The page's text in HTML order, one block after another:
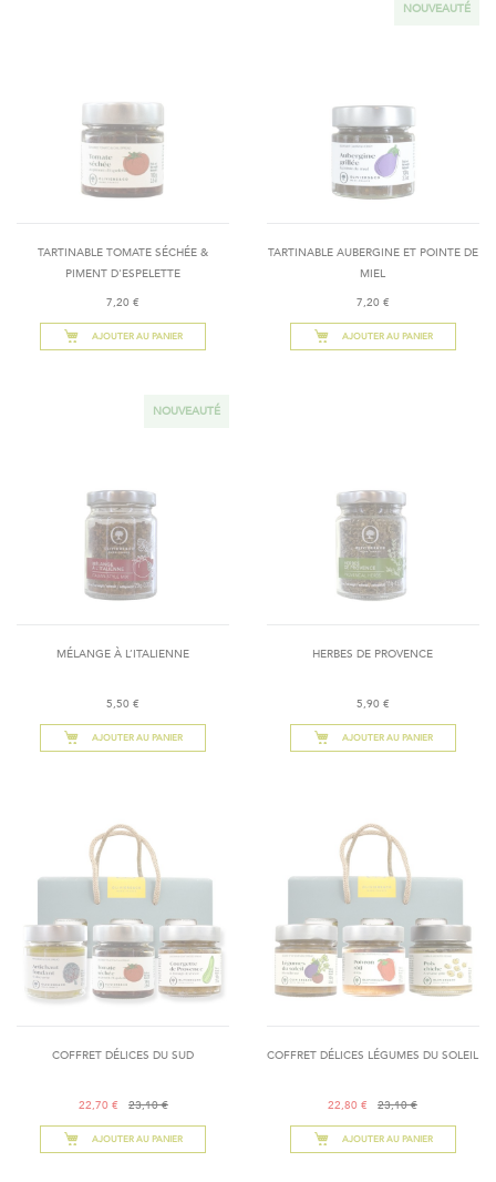
TARTINABLE TOMATE SÉCHÉE &
PIMENT D'ESPELETTE
7,20 €
AJOUTER AU PANIER
NOUVEAUTÉ
TARTINABLE AUBERGINE ET POINTE DE
MIEL
7,20 €
AJOUTER AU PANIER
NOUVEAUTÉ
MÉLANGE À L’ITALIENNE
5,50 €
AJOUTER AU PANIER
HERBES DE PROVENCE
5,90 €
AJOUTER AU PANIER
COFFRET DÉLICES DU SUD
22,70 € 23,10 €
AJOUTER AU PANIER
COFFRET DÉLICES LÉGUMES DU SOLEIL
22,80 € 23,10 €
AJOUTER AU PANIER